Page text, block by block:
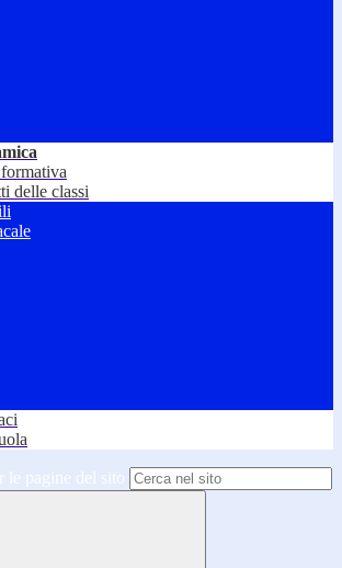
delle classi
le pagine del sito